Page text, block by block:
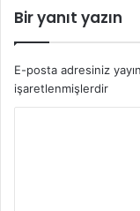
Bir yanıt yazın
E-posta adresiniz
işaretlenmişlerdir